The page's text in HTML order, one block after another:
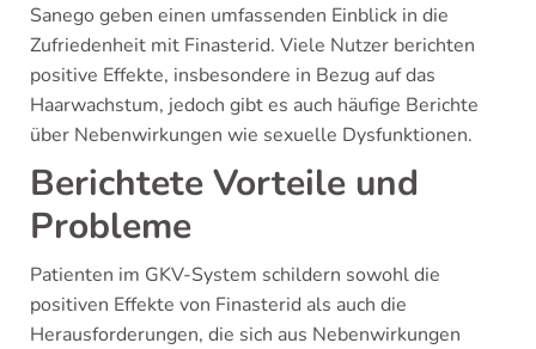
Sanego geben einen umfassenden Einblick in die
Zufriedenheit mit Finasterid. Viele Nutzer berichten
positive Effekte, insbesondere in Bezug auf das
Haarwachstum, jedoch gibt es auch häufige Berichte
über Nebenwirkungen wie sexuelle Dysfunktionen.
Berichtete Vorteile und
Probleme
Patienten im GKV-System schildern sowohl die
positiven Effekte von Finasterid als auch die
Herausforderungen, die sich aus Nebenwirkungen